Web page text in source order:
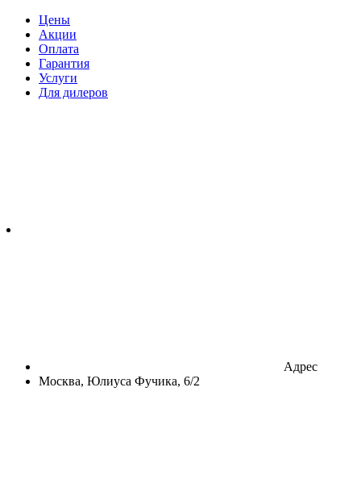
Цены
Акции
Оплата
Гарантия
Услуги
Для дилеров
Адрес
Москва, Юлиуса Фучика, 6/2